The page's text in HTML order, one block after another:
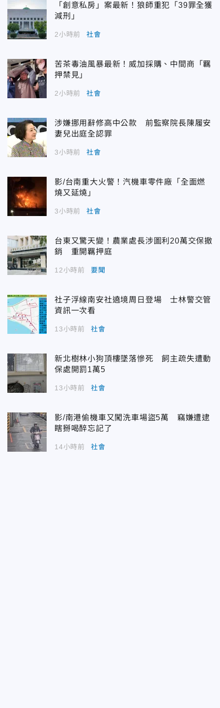
「創意私房」案最新！狼師重犯「39罪全獲
減刑」
2小時前 社會
苦茶毒油風暴最新！威加採購、中間商「羈
押禁見」
2小時前 社會
涉嫌挪用辭修高中公款 前監察院長陳履安
妻兒出庭全認罪
3小時前 社會
影/台南重大火警！汽機車零件廠「全面燃
燒又延燒」
3小時前 社會
台東又驚天變！農業處長涉圖利20萬交保撤
銷 重開羈押庭
12小時前 要聞
社子浮線南安社遶境周日登場 士林警交管
資訊一次看
13小時前 社會
新北樹林小狗頂樓墜落慘死 飼主疏失遭動
保處開罰1萬5
13小時前 社會
影/南港偷機車又闖洗車場盜5萬 竊嫌遭逮
瞎掰喝醉忘記了
14小時前 社會